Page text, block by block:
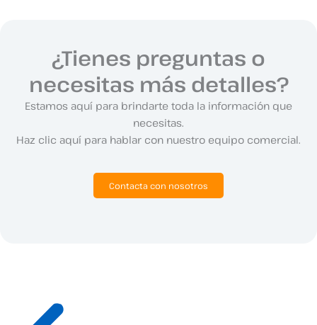
¿Tienes preguntas o
necesitas más detalles?
Estamos aquí para brindarte toda la información que
necesitas.
Haz clic aquí para hablar con nuestro equipo comercial.
Contacta con nosotros